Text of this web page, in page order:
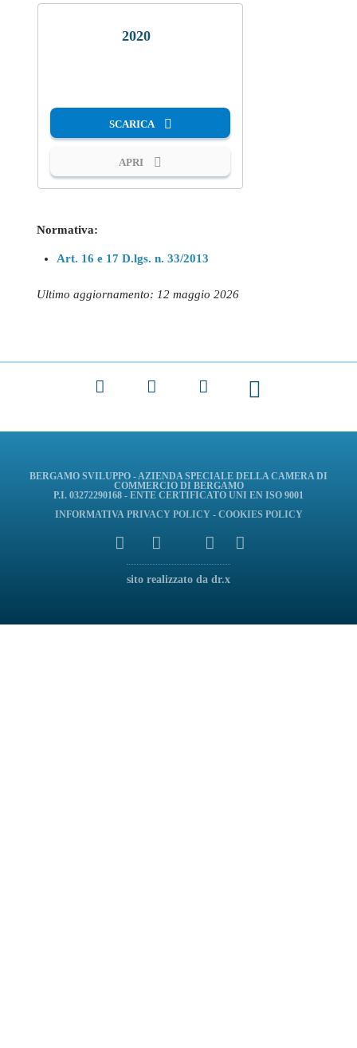
2020
SCARICA
APRI
Normativa:
Art. 16 e 17 D.lgs. n. 33/2013
Ultimo aggiornamento: 12 maggio 2026
Facebook LinkedIn
BERGAMO SVILUPPO - AZIENDA SPECIALE DELLA CAMERA DI
COMMERCIO DI BERGAMO
P.I. 03272290168 - ENTE CERTIFICATO UNI EN ISO 9001
INFORMATIVA PRIVACY POLICY- COOKIES POLICY
sito realizzato da dr.x